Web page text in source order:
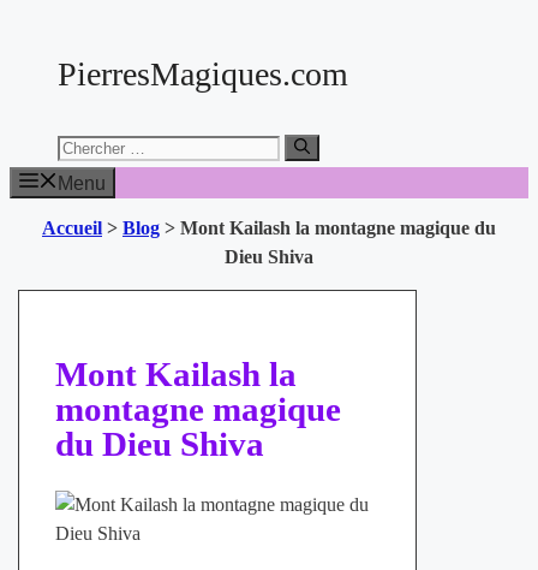
contenuPierresMagiques.com
Chercher:
Menu
Accueil > Blog > Mont Kailash la montagne magique du
Dieu Shiva
Mont Kailash la
montagne magique
du Dieu Shiva